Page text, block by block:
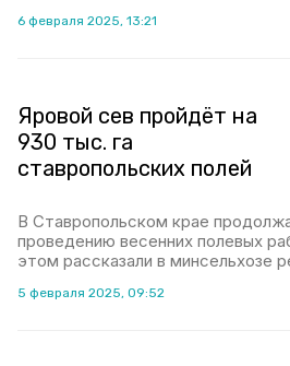
6 февраля 2025, 13:21
Яровой сев пройдёт на
930 тыс. га
ставропольских полей
В Ставропольском крае
проведению весенних полевых
этом рассказали в минсельхозе
5 февраля 2025, 09:52